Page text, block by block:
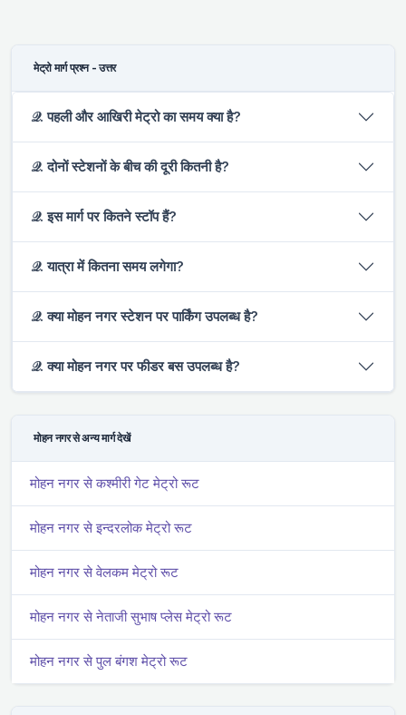
मेट्रो मार्ग प्रश्न - उत्तर
𝒬. पहली और आखिरी मेट्रो का समय क्या है?
𝒬. दोनों स्टेशनों के बीच की दूरी कितनी है?
𝒬. इस मार्ग पर कितने स्टॉप हैं?
𝒬. यात्रा में कितना समय लगेगा?
𝒬. क्या मोहन नगर स्टेशन पर पार्किंग उपलब्ध है?
𝒬. क्या मोहन नगर पर फीडर बस उपलब्ध है?
मोहन नगर से अन्य मार्ग देखें
मोहन नगर से कश्मीरी गेट मेट्रो रूट
मोहन नगर से इन्दरलोक मेट्रो रूट
मोहन नगर से वेलकम मेट्रो रूट
मोहन नगर से नेताजी सुभाष प्लेस मेट्रो रूट
मोहन नगर से पुल बंगश मेट्रो रूट